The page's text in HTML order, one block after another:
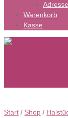
Adresse
Warenkorb
Kasse
Start / Shop /